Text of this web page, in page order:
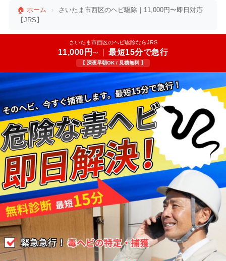
🏠 ホーム ›
さいたま市西区のヘビ駆除｜11,000円〜即日対応
【JRS】
さいたま市西区のヘビ駆除ならJRS
11,000円〜 最短15分で急行
【 深夜早朝OK / 見積無料 】